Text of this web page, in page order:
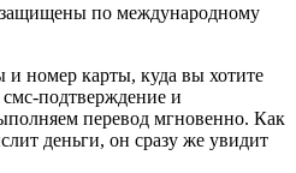
по международному
и номер карты, куда вы хотите
подтверждение и
перевод мгновенно. Как
деньги, он сразу же увидит